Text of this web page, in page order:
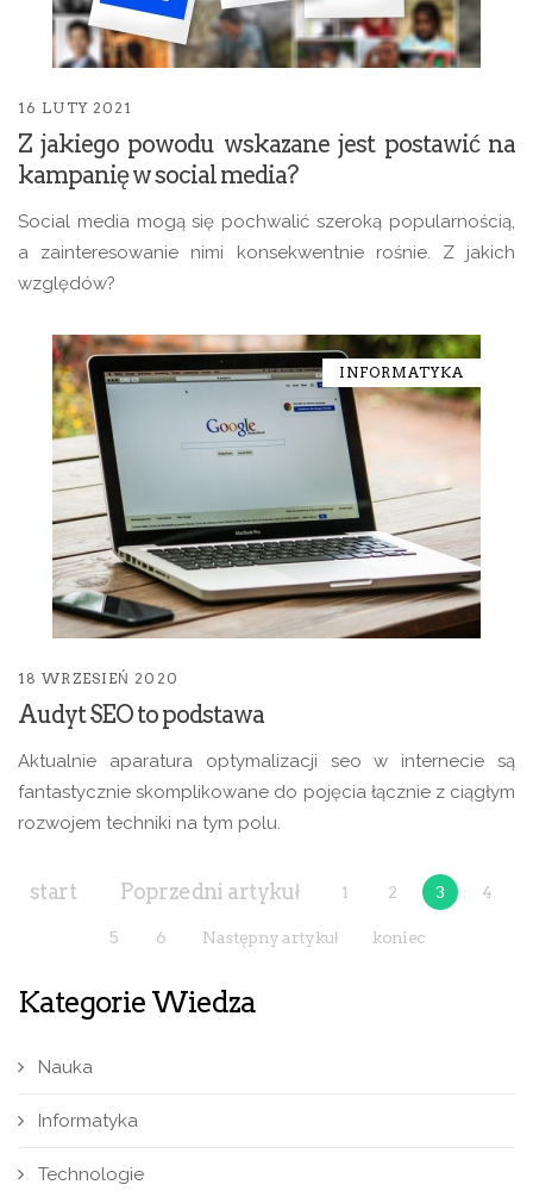
16 LUTY 2021
Z jakiego powodu wskazane jest postawić na
kampanię w social media?
Social media mogą się pochwalić szeroką popularnością,
a zainteresowanie nimi konsekwentnie rośnie. Z jakich
względów?
INFORMATYKA
18 WRZESIEŃ 2020
Audyt SEO to podstawa
Aktualnie aparatura optymalizacji seo w internecie są
fantastycznie skomplikowane do pojęcia łącznie z ciągłym
rozwojem techniki na tym polu.
start Poprzedni artykuł 1 2 3 4
5 6 Następny artykuł koniec
Kategorie Wiedza
Nauka
Informatyka
Technologie